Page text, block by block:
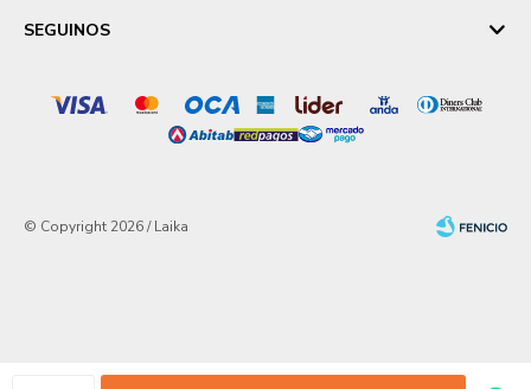
SEGUINOS
© Copyright 2026 / Laika